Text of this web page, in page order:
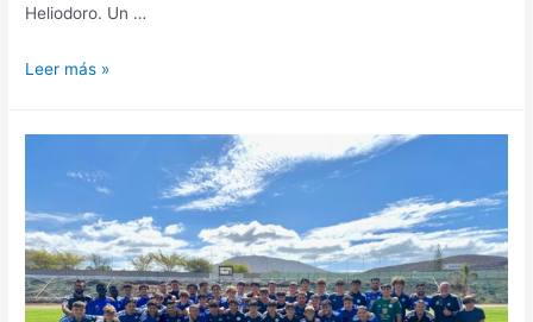
Heliodoro. Un …
Leer más »